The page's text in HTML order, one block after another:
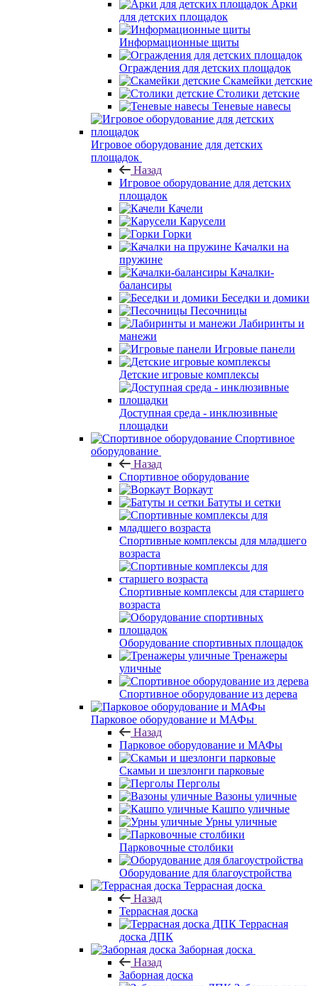
Арки
для детских площадок
Информационные щиты
Ограждения для детских площадок
Скамейки детские
Столики детские
Теневые навесы
Игровое оборудование для детских
площадок
Назад
Игровое оборудование для детских
площадок
Качели
Карусели
Горки
Качалки на
пружине
Качалки-
балансиры
Беседки и домики
Песочницы
Лабиринты и
манежи
Игровые панели
Детские игровые комплексы
Доступная среда - инклюзивные
площадки
Спортивное
оборудование
Назад
Спортивное оборудование
Воркаут
Батуты и сетки
Спортивные комплексы для младшего
возраста
Спортивные комплексы для старшего
возраста
Оборудование спортивных площадок
Тренажеры
уличные
Спортивное оборудование из дерева
Парковое оборудование и МАФы
Назад
Парковое оборудование и МАФы
Скамьи и шезлонги парковые
Перголы
Вазоны уличные
Кашпо уличные
Урны уличные
Парковочные столбики
Оборудование для благоустройства
Террасная доска
Назад
Террасная доска
Террасная
доска ДПК
Заборная доска
Назад
Заборная доска